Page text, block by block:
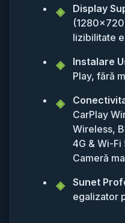
Display
lizibilitate
Instalare
Play, fără
CarPlay
Wireless,
4G & Wi-Fi
Cameră
Sunet
egalizator